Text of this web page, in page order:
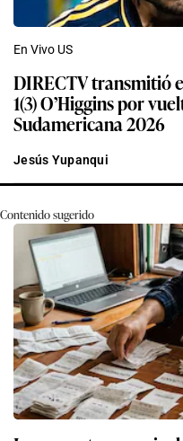
En Vivo US
DIRECTV transmitió
1(3) O’Higgins por
Sudamericana 2026
Jesús Yupanqui
Contenido sugerido